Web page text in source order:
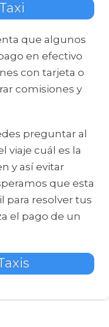
que algunos
en efectivo
con tarjeta o
comisiones y
preguntar al
viaje cuál es la
y así evitar
que esta
para resolver tus
el pago de un